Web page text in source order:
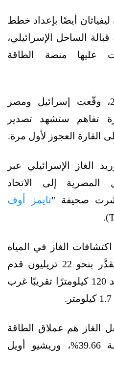
أيضًا بإعداد خطط
قبالة الساحل الإسرائيلي،
عليها منصة الطاقة
وفي يونيو/حزيران 2022، وقّعت إسرائيل ومصر
تفاهم ستشهد تصدير
القارة العجوز لأول مرة.
الغاز الإسرائيلي عبر
إلى الاتحاد
صحيفة "تايمز أوف
الغاز في المياه
العميقة في العالم- ما يُقدَّر بنحو 22 تريليون قدم
مكعّبة من الغاز، على بعد 120 كيلومترًا تقريبًا غرب
الغاز هم عملاق الطاقة
الأميركي شيفرون بحصة 39.66%، وريشيو أويل